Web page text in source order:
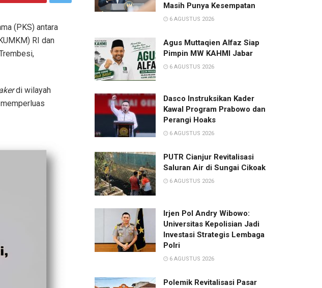
(PKS) antara
RI dan
di wilayah
Masih Punya Kesempatan
6 AGUSTUS 2026
Agus Muttaqien Alfaz Siap
Pimpin MW KAHMI Jabar
6 AGUSTUS 2026
Dasco Instruksikan Kader
Kawal Program Prabowo dan
Perangi Hoaks
6 AGUSTUS 2026
PUTR Cianjur Revitalisasi
Saluran Air di Sungai Cikoak
6 AGUSTUS 2026
Irjen Pol Andry Wibowo:
Universitas Kepolisian Jadi
Investasi Strategis Lembaga
Polri
6 AGUSTUS 2026
Polemik Revitalisasi Pasar